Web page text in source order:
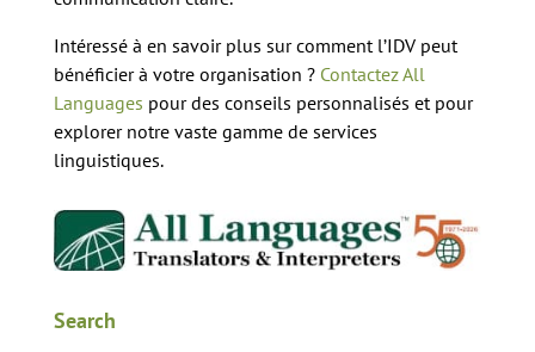
Intéressé à en savoir plus sur comment l’IDV peut
bénéficier à votre organisation ? Contactez All
Languages pour des conseils personnalisés et pour
explorer notre vaste gamme de services
linguistiques.
Search